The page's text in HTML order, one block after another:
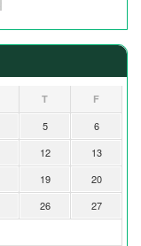
T F
5
6
12
13
19
20
26
27